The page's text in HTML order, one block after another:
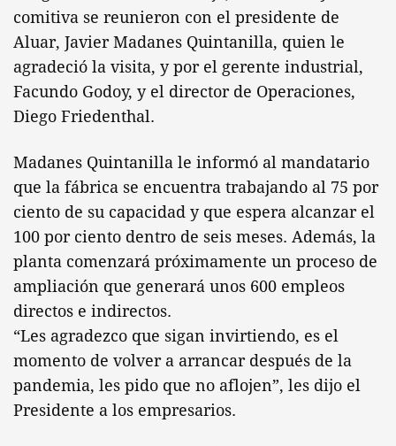
comitiva se reunieron con el presidente de
Aluar, Javier Madanes Quintanilla, quien le
agradeció la visita, y por el gerente industrial,
Facundo Godoy, y el director de Operaciones,
Diego Friedenthal.
Madanes Quintanilla le informó al mandatario
que la fábrica se encuentra trabajando al 75 por
ciento de su capacidad y que espera alcanzar el
100 por ciento dentro de seis meses. Además, la
planta comenzará próximamente un proceso de
ampliación que generará unos 600 empleos
directos e indirectos.
“Les agradezco que sigan invirtiendo, es el
momento de volver a arrancar después de la
pandemia, les pido que no aflojen”, les dijo el
Presidente a los empresarios.